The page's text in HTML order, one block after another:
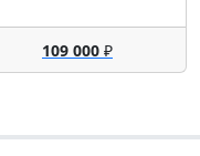
109 000₽